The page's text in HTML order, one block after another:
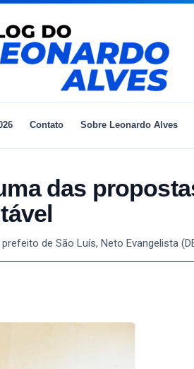
Contato Sobre Leonardo Alves
das
de São Luís, Neto Evangelista